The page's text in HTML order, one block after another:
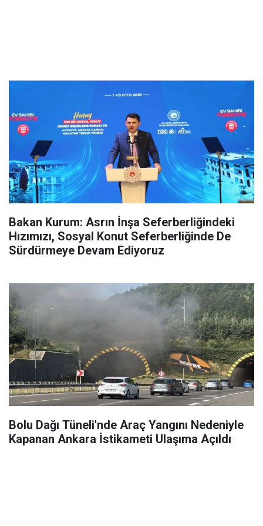
Bakan Kurum: Asrın İnşa Seferberliğindeki
Hızımızı, Sosyal Konut Seferberliğinde De
Sürdürmeye Devam Ediyoruz
Bolu Dağı Tüneli'nde Araç Yangını Nedeniyle
Kapanan Ankara İstikameti Ulaşıma Açıldı